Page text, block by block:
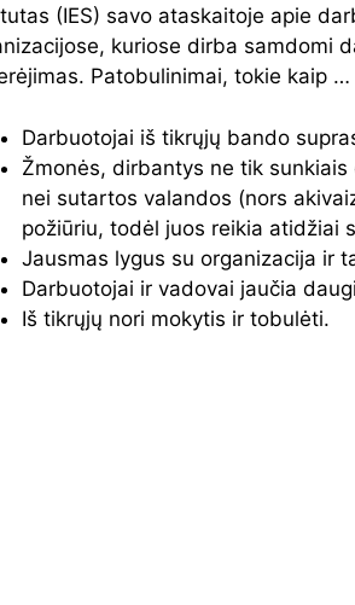
(IES) savo ataskaitoje apie
kuriose dirba samdomi
Patobulinimai, tokie kaip …
Darbuotojai iš tikrųjų bando
Žmonės, dirbantys ne tik
nei sutartos valandos (nors
požiūriu, todėl juos reikia atidžiai
Jausmas lygus su organizacija ir
Darbuotojai ir vadovai jaučia
Iš tikrųjų nori mokytis ir tobulėti.